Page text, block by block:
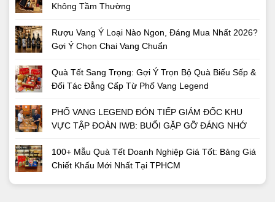
Không Tầm Thường
Rượu Vang Ý Loại Nào Ngon, Đáng Mua Nhất 2026?
Gợi Ý Chọn Chai Vang Chuẩn
Quà Tết Sang Trọng: Gợi Ý Trọn Bộ Quà Biếu Sếp &
Đối Tác Đẳng Cấp Từ Phố Vang Legend
PHỐ VANG LEGEND ĐÓN TIẾP GIÁM ĐỐC KHU
VỰC TẬP ĐOÀN IWB: BUỔI GẶP GỠ ĐÁNG NHỚ
100+ Mẫu Quà Tết Doanh Nghiệp Giá Tốt: Bảng Giá
Chiết Khấu Mới Nhất Tại TPHCM